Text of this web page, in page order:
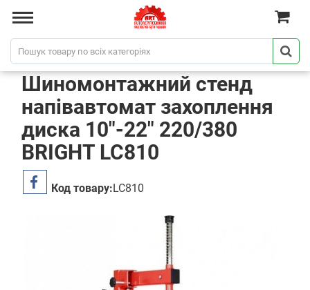
Шиномонтажний стенд
напівавтомат захоплення
диска 10"-22" 220/380
BRIGHT LC810
Код товару:LC810